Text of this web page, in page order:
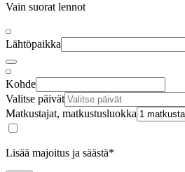
Vain suorat lennot
Lähtöpaikka
Kohde
Valitse päivät
Matkustajat, matkustusluokka
Lisää majoitus ja säästä*